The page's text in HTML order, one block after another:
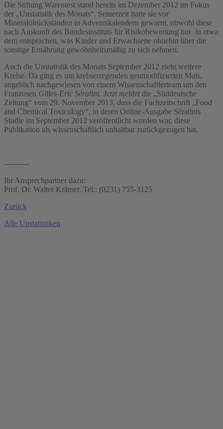
Die Stiftung Warentest stand bereits im Dezember 2012 im Fokus
der „Unstatistik des Monats“. Seinerzeit hatte sie vor
Mineralölrückständen in Adventskalendern gewarnt, obwohl diese
nach Auskunft des Bundesinstituts für Risikobewertung nur in etwa
dem entsprachen, was Kinder und Erwachsene ohnehin über die
sonstige Ernährung gewohnheitsmäßig zu sich nehmen.
Auch die Unstatistik des Monats September 2012 zieht weitere
Kreise. Da ging es um krebserregenden genmodifizierten Mais,
angeblich nachgewiesen von einem Wissenschaftlerteam um den
Franzosen Gilles-Eric Séralini. Jetzt meldetdie „Süddeutsche
Zeitung“ vom 29. November 2013, dass die Fachzeitschrift „Food
and Chemical Toxicology“, in deren Online-Ausgabe Séralinis
Studie im September 2012 veröffentlicht worden war, diese
Publikation als wissenschaftlich unhaltbar zurückgezogen hat.
----------
Ihr Ansprechpartner dazu:
Prof. Dr. Walter Krämer, Tel.: (0231) 755-3125
Zurück
Alle Unstatistiken